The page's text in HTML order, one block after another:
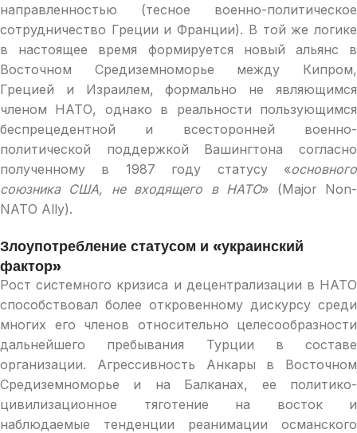
направленностью (тесное военно-политическое
сотрудничество Греции и Франции). В той же логике
в настоящее время формируется новый альянс в
Восточном Средиземноморье между Кипром,
Грецией и Израилем, формально не являющимся
членом НАТО, однако в реальности пользующимся
беспрецедентной и всесторонней военно-
политической поддержкой Вашингтона согласно
полученному в 1987 году статусу «основного
союзника США, не входящего в НАТО» (Major Non-
NATO Ally).
Злоупотребление статусом и «украинский
фактор»
Рост системного кризиса и децентрализации в НАТО
способствовал более откровенному дискурсу среди
многих его членов относительно целесообразности
дальнейшего пребывания Турции в составе
организации. Агрессивность Анкары в Восточном
Средиземноморье и на Балканах, ее политико-
цивилизационное тяготение на восток и
наблюдаемые тенденции реанимации османского